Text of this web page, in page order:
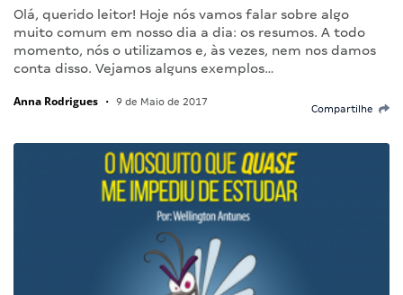
Olá, querido leitor! Hoje nós vamos falar sobre algo
muito comum em nosso dia a dia: os resumos. A todo
momento, nós o utilizamos e, às vezes, nem nos damos
conta disso. Vejamos alguns exemplos…
Anna Rodrigues • 9 de Maio de 2017
Compartilhe